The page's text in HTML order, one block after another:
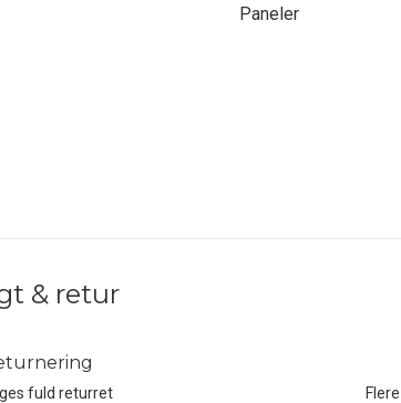
stretch-lomme til fx mobiltelefonen, så den
climate puts high demands on our products. Our
and everything in between. We know what works and
Paneler
& retur
fuld returret